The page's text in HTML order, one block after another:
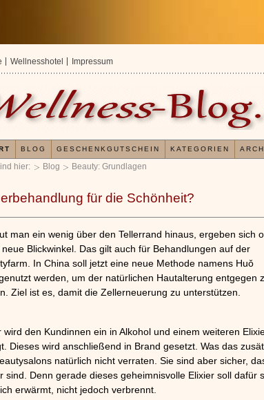
hier: Blog Beauty: Grundlagen
für die Schönheit?
man ein wenig über den Tellerrand hinaus, ergeben sich
neue Blickwinkel. Das gilt auch für Behandlungen auf der
In China soll jetzt eine neue Methode namens Huǒ
werden, um der natürlichen Hautalterung entgegen
Ziel ist es, damit die Zellerneuerung zu unterstützen.
wird den Kundinnen ein in Alkohol und einem weiteren
Dieses wird anschließend in Brand gesetzt. Was das
natürlich nicht verraten. Sie sind aber sicher,
sind. Denn gerade dieses geheimnisvolle Elixier soll dafür
erwärmt, nicht jedoch verbrennt.
Erfahrungen mit und Anwendungsweisen von
Wellnesshotel Impressum
BLOG GESCHENKGUTSCHEIN KATEGORIEN